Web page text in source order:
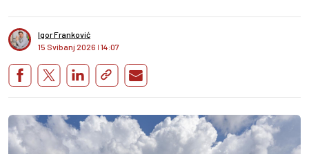
Igor Franković
15 Svibanj 2026 I 14:07